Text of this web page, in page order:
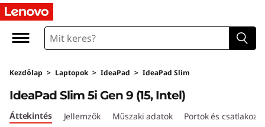
I
e
a
P
Kezdőlap > Laptopok > IdeaPad > IdeaPad Slim
IdeaPad Slim 5i Gen 9 (15, Intel)
Áttekintés Jellemzők Műszaki adatok Portok és